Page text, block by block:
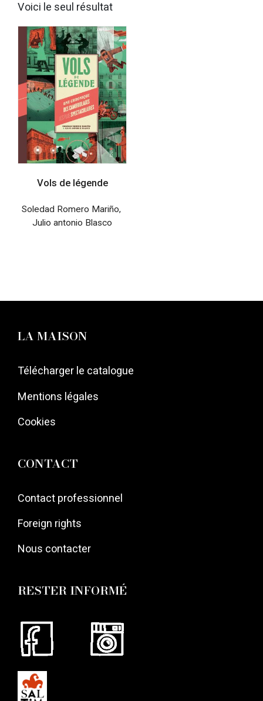
Voici le seul résultat
Vols de légende
Soledad Romero Mariño,
Julio antonio Blasco
LA MAISON
Télécharger le catalogue
Mentions légales
Cookies
CONTACT
Contact professionnel
Foreign rights
Nous contacter
RESTER INFORMÉ